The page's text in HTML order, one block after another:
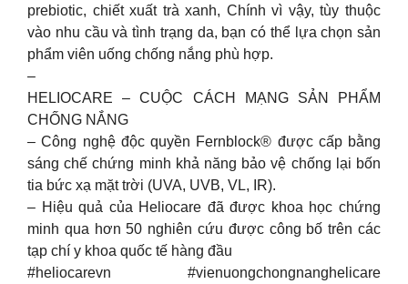
prebiotic, chiết xuất trà xanh, Chính vì vậy, tùy thuộc
vào nhu cầu và tình trạng da, bạn có thể lựa chọn sản
phẩm viên uống chống nắng phù hợp.
–
HELIOCARE – CUỘC CÁCH MẠNG SẢN PHẨM
CHỐNG NẮNG
– Công nghệ độc quyền Fernblock® được cấp bằng
sáng chế chứng minh khả năng bảo vệ chống lại bốn
tia bức xạ mặt trời (UVA, UVB, VL, IR).
– Hiệu quả của Heliocare đã được khoa học chứng
minh qua hơn 50 nghiên cứu được công bố trên các
tạp chí y khoa quốc tế hàng đầu
#heliocarevn #vienuongchongnanghelicare